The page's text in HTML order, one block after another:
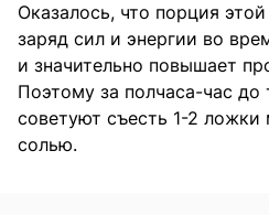
Оказалось, что порция
заряд сил и энергии во
и значительно повышает
Поэтому за полчаса-час до
советуют съесть 1-2 ложки
солью.